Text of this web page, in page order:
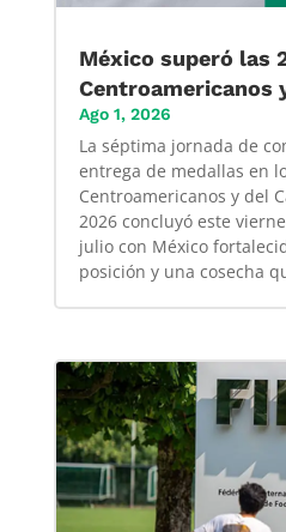
México superó las
Centroamericanos
Ago 1, 2026
La séptima jornada de
entrega de medallas en
Centroamericanos y del
2026 concluyó este
julio con México
posición y una cosecha